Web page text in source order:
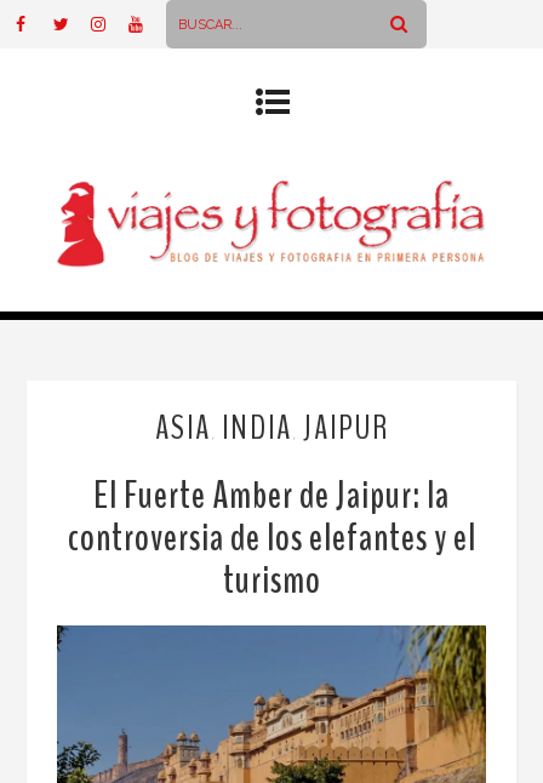
ASIA INDIA JAIPUR
El Fuerte Amber de Jaipur: la
controversia de los elefantes y el
turismo